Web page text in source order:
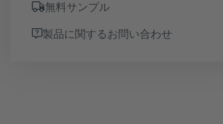
無料サンプル
製品に関するお問い合わせ